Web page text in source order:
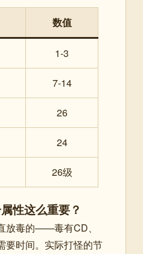
数值
1-3
7-14
26
24
26级
性这么重要？
放毒的——毒有CD、
要时间。实际打怪的节